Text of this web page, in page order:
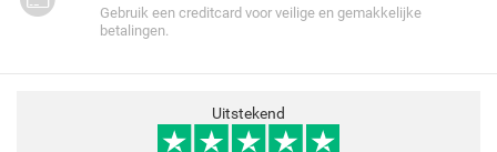
Gebruik een creditcard voor veilige en gemakkelijke
betalingen.
Uitstekend